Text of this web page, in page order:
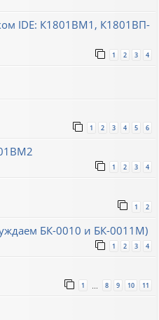
IDE: К1801ВМ1, К1801ВП-
1 2 3 4
1 2 3 4 5 6
1 2 3 4
1 2
БК-0010 и БК-0011М)
1 2 3 4
1 8 9 10 11